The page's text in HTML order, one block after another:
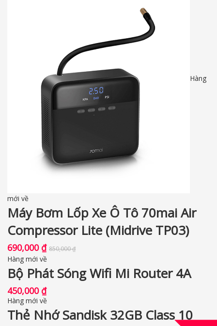
Hàng
mới về
Máy Bơm Lốp Xe Ô Tô 70mai Air
Compressor Lite (Midrive TP03)
690,000 ₫ 850,000₫
Hàng mới về
Bộ Phát Sóng Wifi Mi Router 4A
450,000 ₫
Hàng mới về
Thẻ Nhớ Sandisk 32GB Class 10